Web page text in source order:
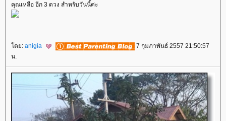
คุณเหลือ อีก 3 ดวง สำหรับวันนี้ค่ะ
ดย: anigia
7 กุมภาพันธ์ 2557 21:50:57
น.